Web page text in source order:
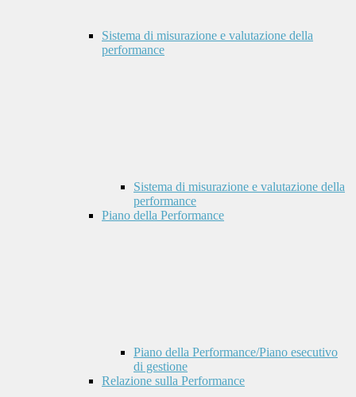
Sistema di misurazione e valutazione della
performance
Sistema di misurazione e valutazione della
performance
Piano della Performance
Piano della Performance/Piano esecutivo
di gestione
Relazione sulla Performance